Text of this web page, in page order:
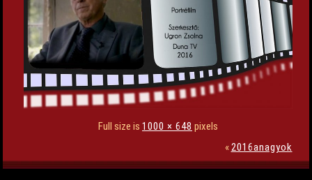
Full size is 1000 × 648 pixels
«2016anagyok